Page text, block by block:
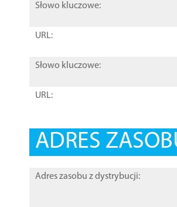
Słowo kluczowe:
URL:
Słowo kluczowe:
URL:
ADRES
Adres zasobu z dystrybucji: